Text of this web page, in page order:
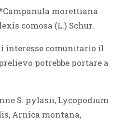
morettiana
comosa (L.) Schur.
interesse comunitario il
potrebbe portare a
S. pylasii, Lycopodium
Arnica montana,